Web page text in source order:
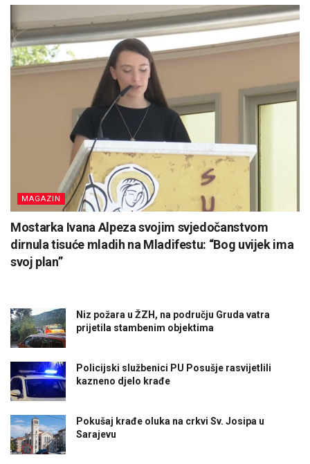
MAGAZIN
Mostarka Ivana Alpeza svojim svjedočanstvom
dirnula tisuće mladih na Mladifestu: “Bog uvijek ima
svoj plan”
Niz požara u ŽZH, na području Gruda vatra
prijetila stambenim objektima
Policijski službenici PU Posušje rasvijetlili
kazneno djelo krađe
Pokušaj krađe oluka na crkvi Sv. Josipa u
Sarajevu